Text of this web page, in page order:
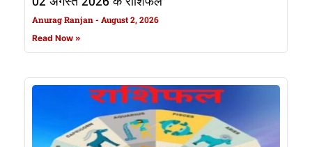
Anurag Ranjan August 2, 2026
Read Now »